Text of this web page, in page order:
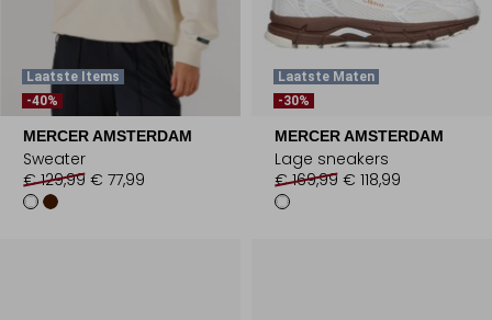
Laatste Items
-40%
MERCER AMSTERDAM
Sweater
€ 129,99 € 77,99
Laatste Maten
-30%
MERCER AMSTERDAM
Lage sneakers
€ 169,99 € 118,99